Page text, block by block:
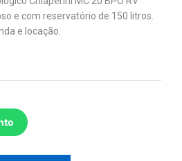
e com reservatório de 150 litros.
e locação.